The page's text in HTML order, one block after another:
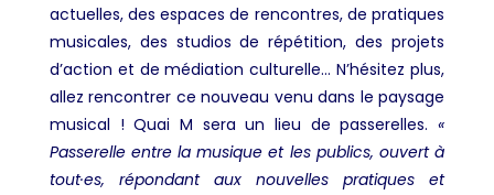
actuelles, des espaces de rencontres, de pratiques
musicales, des studios de répétition, des projets
d’action et de médiation culturelle… N’hésitez plus,
allez rencontrer ce nouveau venu dans le paysage
musical ! Quai M seraun lieu de passerelles.«
Passerelle entre la musique et les publics, ouvert à
tout·es, répondant aux nouvelles pratiques et